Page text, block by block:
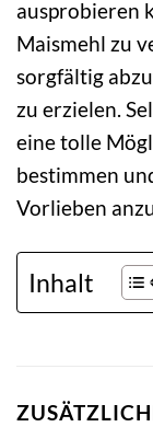
ausprobieren
Maismehl zu
sorgfältig
zu erzielen.
eine tolle
bestimmen
Vorlieben
Inhalt